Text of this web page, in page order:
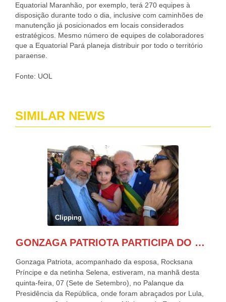
Equatorial Maranhão, por exemplo, terá 270 equipes à
disposição durante todo o dia, inclusive com caminhões de
manutenção já posicionados em locais considerados
estratégicos. Mesmo número de equipes de colaboradores
que a Equatorial Pará planeja distribuir por todo o território
paraense.
Fonte: UOL
SIMILAR NEWS
Clipping
GONZAGA PATRIOTA PARTICIPA DO DESFILE DA INDEPENDÊNCIA NO PALANQUE DA PRESIDÊNCIA DA REPÚBLICA E É ABRAÇADO POR LULA E POR GERALDO ALCKMIN.
Gonzaga Patriota, acompanhado da esposa, Rocksana
Príncipe e da netinha Selena, estiveram, na manhã desta
quinta-feira, 07 (Sete de Setembro), no Palanque da
Presidência da República, onde foram abraçados por Lula,